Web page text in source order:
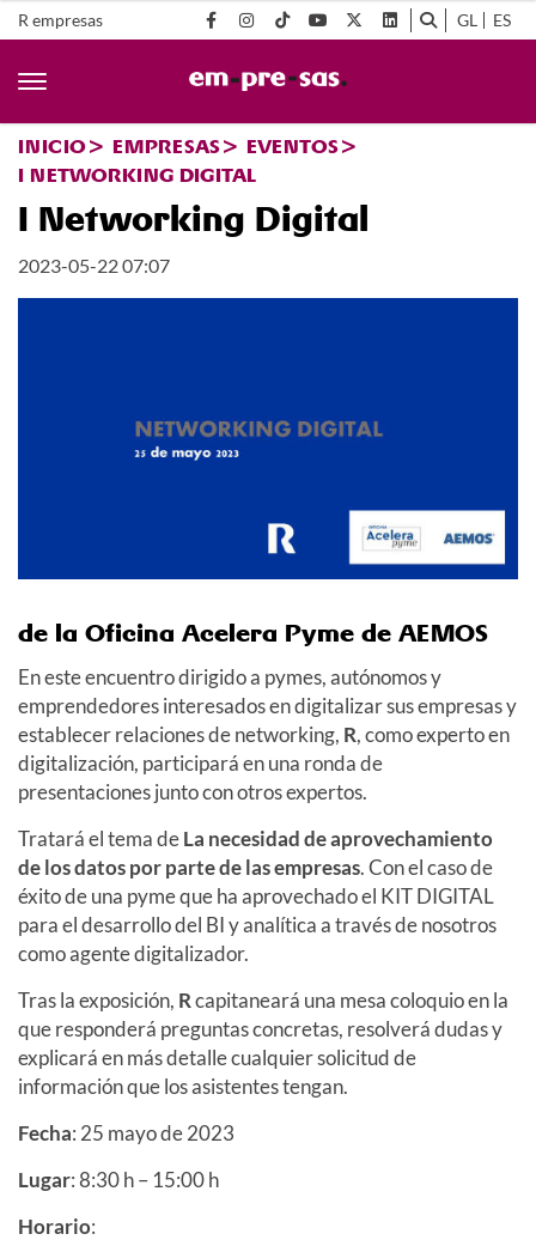
R empresas GL ES
INICIO EMPRESAS
EVENTOS
I NETWORKING DIGITAL
I Networking Digital
2023-05-22 07:07
de la Oficina Acelera Pyme de AEMOS
En este encuentro dirigido a pymes, autónomos y
emprendedores interesados en digitalizar sus empresas y
establecer relaciones de networking, R, como experto en
digitalización, participará en una ronda de
presentaciones junto con otros expertos.
Tratará el tema deLa necesidad de aprovechamiento
de los datos por parte de las empresas. Con el caso de
éxito de una pyme que ha aprovechado el KIT DIGITAL
para el desarrollo del BI y analítica a través de nosotros
como agente digitalizador.
Tras la exposición, Rcapitaneará una mesa coloquio en la
que responderá preguntas concretas, resolverá dudas y
explicará en más detalle cualquier solicitud de
información que los asistentes tengan.
Fecha: 25 mayo de 2023
Lugar: 8:30 h – 15:00 h
Horario: